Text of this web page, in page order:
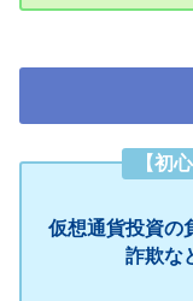
【初
仮想通貨投資の
詐欺な